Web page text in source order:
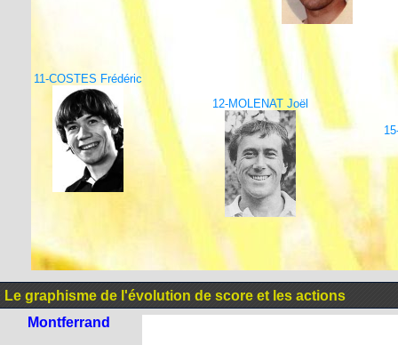
11-COSTES Frédéric
12-MOLENAT Joël
Le graphisme de l'évolution de score et les actions
Montferrand